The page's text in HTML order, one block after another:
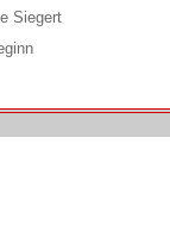
Siegert